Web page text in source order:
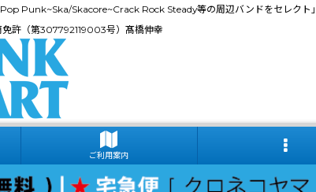
Punk~Ska/Skacore~Crack Rock Steady等の周辺バンドをセレクト」
許（第307792119003号）髙橋伸幸
ご利用案内